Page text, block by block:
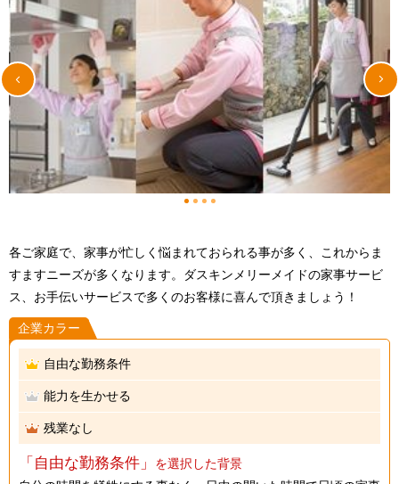
1234
各ご家庭で、家事が忙しく悩まれておられる事が多く、これからま
すますニーズが多くなります。ダスキンメリーメイドの家事サービ
ス、お手伝いサービスで多くのお客様に喜んで頂きましょう！
企業カラー
自由な勤務条件
能力を生かせる
残業なし
「自由な勤務条件」
を選択した背景